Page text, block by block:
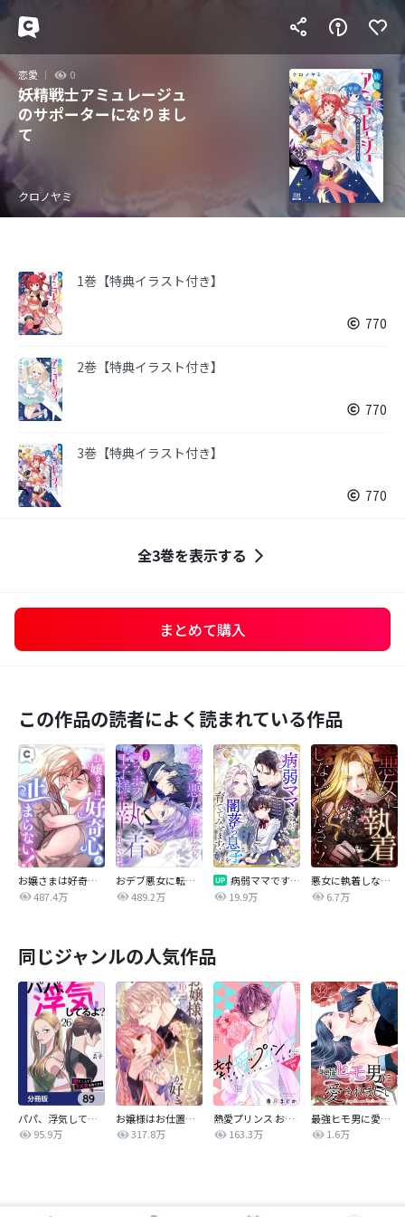
恋愛 0
妖精戦士アミュレージュ
のサポーターになりまし
て
クロノヤミ
1巻【特典イラスト付き】
770
2巻【特典イラスト付き】
770
3巻【特典イラスト付き】
770
全3巻を表示する
まとめて購入
この作品の読者によく読まれている作品
お嬢さまは好奇心が止まらない！
487.4万
おデブ悪女に転生したら、なぜかラスボス王子様に執着されています
489.2万
病弱ママですが、闇落ち息子を育ててみせます！【タテヨミ】
19.9万
悪女に執着しないでください！【タテヨミ】
6.7万
同じジャンルの人気作品
パパ、浮気してるよ？娘と二人でクズ夫を捨てます【分冊版】
95.9万
お嬢様はお仕置きが好き
317.8万
熱愛プリンス お兄ちゃんはキミが好き
163.3万
最強ヒモ男に愛されまして
1.6万